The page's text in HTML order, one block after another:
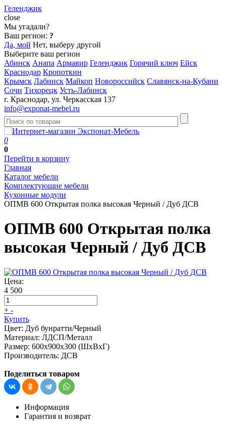
Геленджик
close
Мы угадали?
Ваш регион: ?
Да, мой Нет, выберу другой
Выберите ваш регион
Абинск Анапа Армавир Геленджик Горячий ключ Ейск
Краснодар Кропоткин
Крымск Лабинск Майкоп Новороссийск Славянск-на-Кубани
Сочи Тихорецк Усть-Лабинск
г. Краснодар, ул. Черкасская 137
info@exponat-mebel.ru
0
0
Перейти в корзину
Главная
Каталог мебели
Комплектующие мебели
Кухонные модули
ОПМВ 600 Открытая полка высокая Черный / Дуб ДСВ
ОПМВ 600 Открытая полка
высокая Черный / Дуб ДСВ
Цена:
4 500
+ -
Купить
Цвет: Дуб бунратти/Черный
Материал: ЛДСП/Металл
Размер: 600х900х300 (ШхВхГ)
Производитель: ДСВ
Поделиться товаром
Информация
Гарантия и возврат